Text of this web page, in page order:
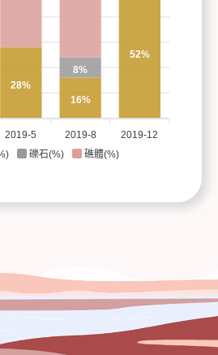
礫石(%) 礁體(%)
2019-5 2019-8 2019-12
28%
16%
52%
8%